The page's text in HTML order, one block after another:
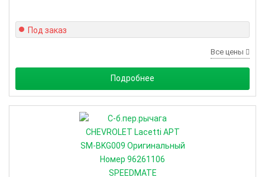
Под заказ
Все цены
Подробнее